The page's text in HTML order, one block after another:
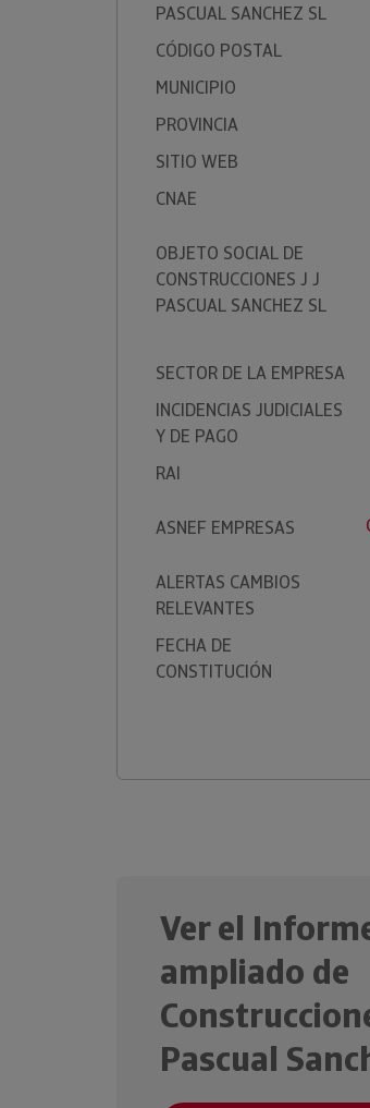
PASCUAL SANCHEZ SL
CÓDIGO POSTAL
MUNICIPIO
PROVINCIA
SITIO WEB
CNAE
OBJETO SOCIAL DE
CONSTRUCCIONES J J
PASCUAL SANCHEZ SL
SECTOR DE LA EMPRESA
INCIDENCIAS JUDICIALES
Y DE PAGO
RAI
ASNEF EMPRESAS
ALERTAS CAMBIOS
RELEVANTES
FECHA DE
CONSTITUCIÓN
Ver el
ampliado de
Pascual